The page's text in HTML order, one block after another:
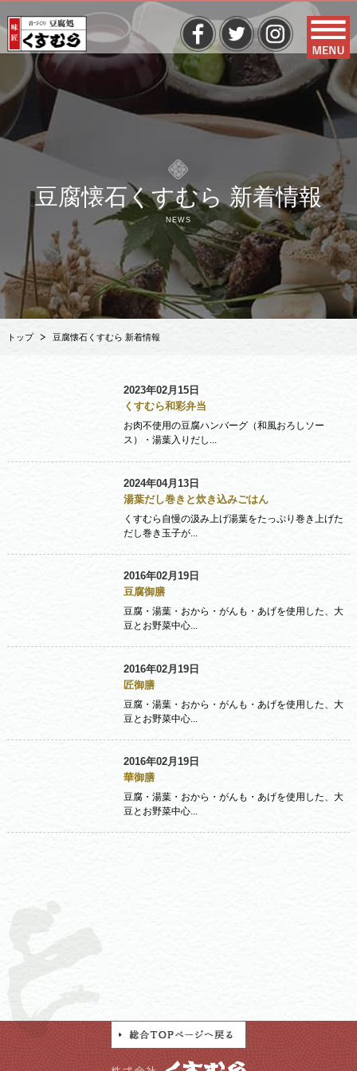
豆腐懐石くすむら 新着情報
NEWS
トップ 豆腐懐石くすむら 新着情報
2023年02月15日
くすむら和彩弁当
お肉不使用の豆腐ハンバーグ（和風おろしソー
ス）・湯葉入りだし...
2024年04月13日
湯葉だし巻きと炊き込みごはん
くすむら自慢の汲み上げ湯葉をたっぷり巻き上げた
だし巻き玉子が...
2016年02月19日
豆腐御膳
豆腐・湯葉・おから・がんも・あげを使用した、大
豆とお野菜中心...
2016年02月19日
匠御膳
豆腐・湯葉・おから・がんも・あげを使用した、大
豆とお野菜中心...
2016年02月19日
華御膳
豆腐・湯葉・おから・がんも・あげを使用した、大
豆とお野菜中心...